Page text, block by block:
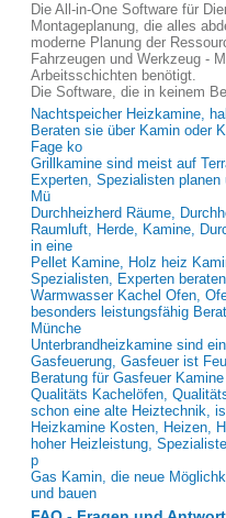
Die All-in-One Software für
Montageplanung, die alles
moderne Planung der
Fahrzeugen und Werkzeug -
Arbeitsschichten benötigt.
Die Software, die in keinem
Nachtspeicher Heizkamine,
Beraten sie über Kamin oder
Fage ko
Grillkamine sind meist auf
Experten, Spezialisten
Mü
Durchheizherd Räume,
Raumluft, Herde, Kamine,
in eine
Pellet Kamine, Holz heiz
Spezialisten, Experten
Warmwasser Kachel Ofen,
besonders leistungsfähig
Münche
Unterbrandheizkamine sind
Gasfeuerung, Gasfeuer ist
Beratung für Gasfeuer
Qualitäts Kachelöfen,
schon eine alte Heiztechnik,
Heizkamine Kosten, Heizen,
hoher Heizleistung,
p
Gas Kamin, die neue
und bauen